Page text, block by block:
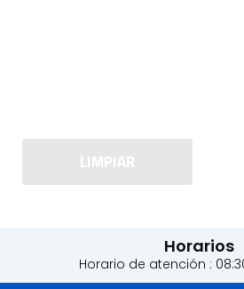
LIMPIAR
Horarios
Horario de atención :